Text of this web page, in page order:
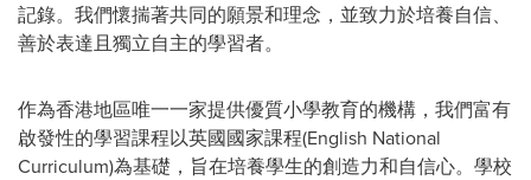
記錄。我們懷揣著共同的願景和理念，並致力於培養自信、
善於表達且獨立自主的學習者。
作為香港地區唯一一家提供優質小學教育的機構，我們富有
啟發性的學習課程以英國國家課程(English National
Curriculum)為基礎，旨在培養學生的創造力和自信心。學校